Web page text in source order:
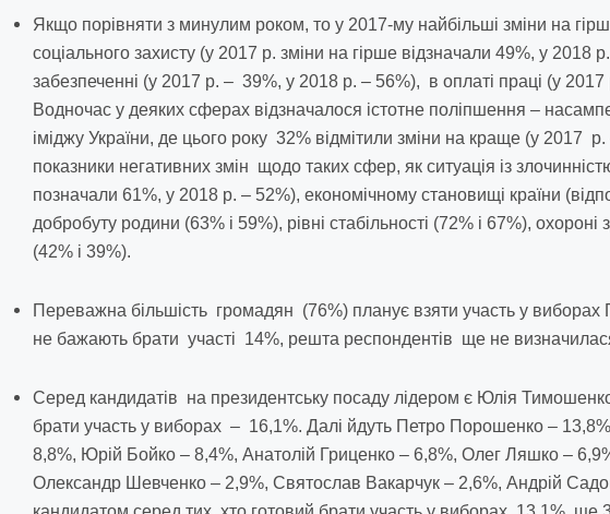
Якщо порівняти з минулим роком, то у 2017-му найбільші зміни на
соціального захисту (у 2017 р. зміни на гірше відзначали 49%, у 2018
забезпеченні (у 2017 р. – 39%, у 2018 р. – 56%), в оплаті праці (у
Водночас у деяких сферах відзначалося істотне поліпшення –
іміджу України, де цього року 32% відмітили зміни на краще (у 2017
показники негативних змін щодо таких сфер, як ситуація із
позначали 61%, у 2018 р. – 52%), економічному становищі країни
добробуту родини (63% і 59%), рівні стабільності (72% і 67%), охороні
(42% і 39%).
Переважна більшість громадян (76%) планує взяти участь у виборах
не бажають брати участі 14%, решта респондентів ще не
Серед кандидатів на президентську посаду лідером є Юлія
брати участь у виборах – 16,1%. Далі йдуть Петро Порошенко –
8,8%, Юрій Бойко – 8,4%, Анатолій Гриценко – 6,8%, Олег Ляшко –
Олександр Шевченко – 2,9%, Святослав Вакарчук – 2,6%, Андрій